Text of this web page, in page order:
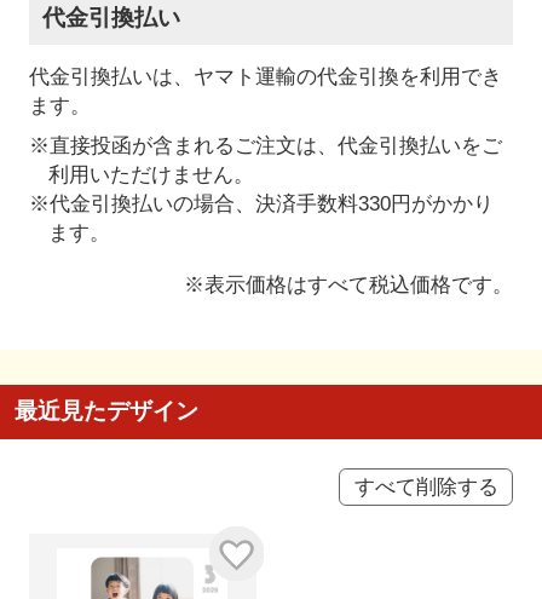
代金引換払い
代金引換払いは、ヤマト運輸の代金引換を利用でき
ます。
※直接投函が含まれるご注文は、代金引換払いをご
利用いただけません。
※代金引換払いの場合、決済手数料330円がかかり
ます。
※表示価格はすべて税込価格です。
最近見たデザイン
すべて削除する